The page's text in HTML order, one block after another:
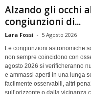
Alzando gli occhi
congiunzioni di...
Lara Fossi - 5 Agosto 2026
Le congiunzioni astronomiche
non sempre coincidono con
agosto 2026 si verificheranno
e ammassi aperti in una lunga
facilmente osservabili, altri
sull’orizzonte o dalla vicinanza